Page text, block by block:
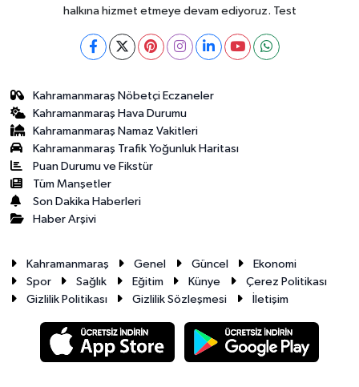
halkına hizmet etmeye devam ediyoruz. Test
Kahramanmaraş Nöbetçi Eczaneler
Kahramanmaraş Hava Durumu
Kahramanmaraş Namaz Vakitleri
Kahramanmaraş Trafik Yoğunluk Haritası
Puan Durumu ve Fikstür
Tüm Manşetler
Son Dakika Haberleri
Haber Arşivi
Kahramanmaraş Genel Güncel
Ekonomi
Spor
Sağlık Eğitim Künye
Çerez Politikası
Gizlilik Politikası
Gizlilik Sözleşmesi İletişim